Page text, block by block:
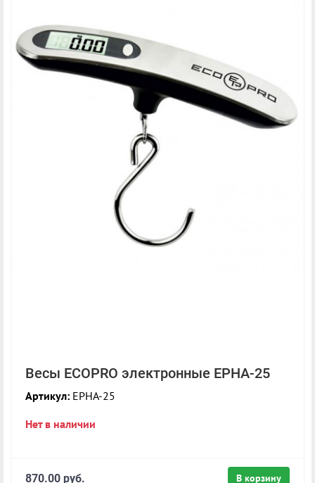
Весы ECOPRO электронные EPHA-25
Артикул: EPHA-25
Нет в наличии
В корзину
870.00 руб.